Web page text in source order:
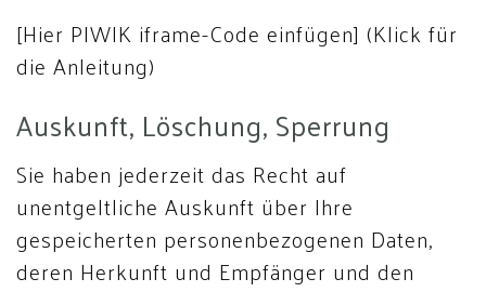
[Hier PIWIK iframe-Code einfügen] (Klick für
die Anleitung)
Auskunft, Löschung, Sperrung
Sie haben jederzeit das Recht auf
unentgeltliche Auskunft über Ihre
gespeicherten personenbezogenen Daten,
deren Herkunft und Empfänger und den